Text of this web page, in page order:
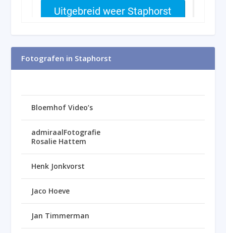
Fotografen in Staphorst
Bloemhof Video’s
admiraalFotografie
Rosalie Hattem
Henk Jonkvorst
Jaco Hoeve
Jan Timmerman